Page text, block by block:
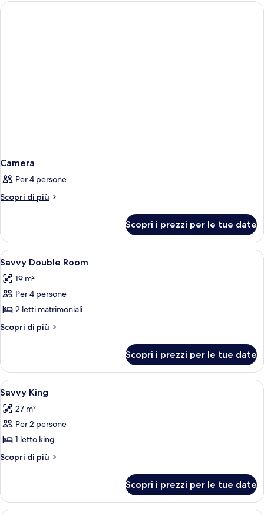
Camera
Per 4 persone
Scopri di più
Altri
Scopri i prezzi per le tue date
Apri
tutte
le
foto
per
Savvy
Una camera d'albergo con due letti,
10
Savvy Double Room
19 m²
Per 4 persone
2 letti matrimoniali
Scopri di più
Altri
Double
Room
Scopri i prezzi per le tue date
Apri
tutte
le
foto
per
Savvy
Camera d'albergo con un letto, una
9
Savvy King
27 m²
Per 2 persone
1 letto king
Scopri di più
Altri
King
Scopri i prezzi per le tue date